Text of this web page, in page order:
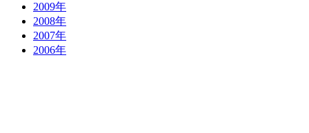
2009年
2008年
2007年
2006年